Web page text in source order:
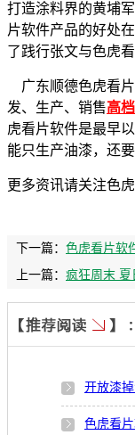
打造涂料界的黄埔
片软件产品的好处
了践行张文与色虎
广东顺德色虎看片
发、生产、销售高档
虎看片软件是最早
能只生产油漆，还
更多资讯请关注色
下一篇： 色虎看片软
上一篇： 疯狂周末 夏
开放漆
色虎看